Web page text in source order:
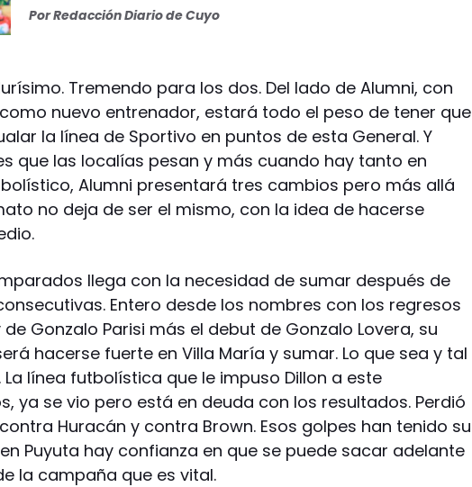
PorRedacción Diario de Cuyo
Tremendo para los dos. Del lado de Alumni, con
nuevo entrenador, estará todo el peso de tener que
la línea de Sportivo en puntos de esta General. Y
que las localías pesan y más cuando hay tanto en
Alumni presentará tres cambios pero más allá
no deja de ser el mismo, con la idea de hacerse
llega con la necesidad de sumar después de
Entero desde los nombres con los regresos
de Gonzalo Parisi más el debut de Gonzalo Lovera, su
hacerse fuerte en Villa María y sumar. Lo que sea y tal
línea futbolística que le impuso Dillon a este
ya se vio pero está en deuda con los resultados. Perdió
Huracán y contra Brown. Esos golpes han tenido su
Puyuta hay confianza en que se puede sacar adelante
la campaña que es vital.